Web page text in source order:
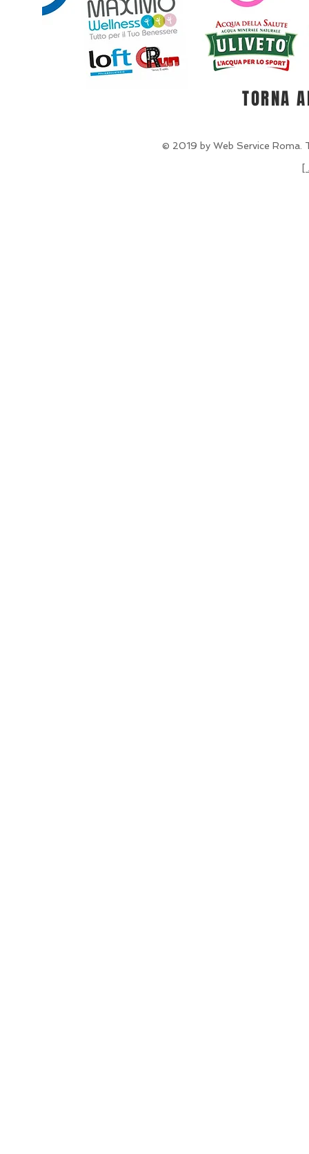
TORNA
© 2019 by Web Service Roma.
[